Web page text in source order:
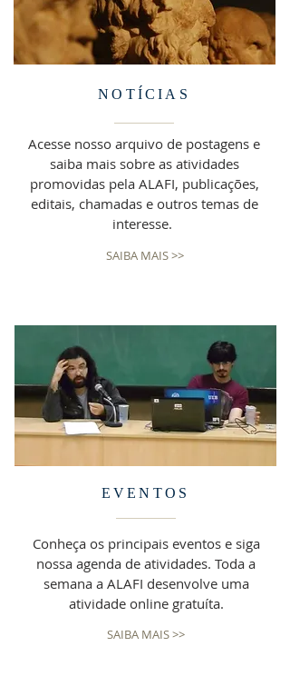
NOTÍCIAS
Acesse nosso arquivo de postagens e
saiba mais sobre as atividades
promovidas pela ALAFI, publicações,
editais, chamadas e outros temas de
interesse.
SAIBA MAIS >>
EVENTOS
Conheça os principais eventos e siga
nossa agenda de atividades. Toda a
semana a ALAFI desenvolve uma
atividade online gratuíta.
SAIBA MAIS >>